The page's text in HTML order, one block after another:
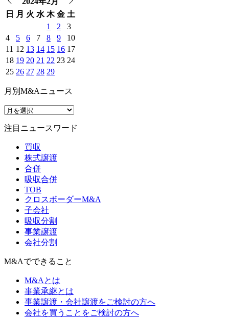
日
月 火 水 木 金 土
1
2
3
4
5 6 7 8 9
10
11 12 13 14 15 16 17
18 19 20 21 22 23 24
25 26 27 28 29
月別M&Aニュース
注目ニュースワード
買収
株式譲渡
合併
吸収合併
TOB
クロスボーダーM&A
子会社
吸収分割
事業譲渡
会社分割
M&Aでできること
M&Aとは
事業承継とは
事業譲渡・会社譲渡をご検討の方へ
会社を買うことをご検討の方へ